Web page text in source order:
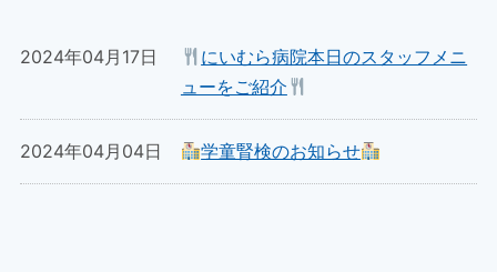
にいむら病院本日のスタッフメニ
ューをご紹介
2024年04月17日
学童腎検のお知らせ
2024年04月04日